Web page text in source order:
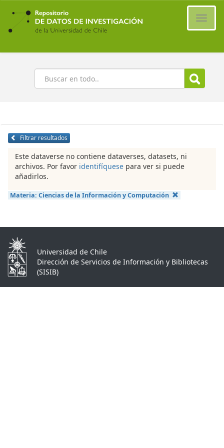
Ir
contenido
principal
Buscar
Filtrar resultados
Este dataverse no contiene dataverses, datasets, ni
archivos. Por favor identifíquese para ver si puede
añadirlos.
Materia: Ciencias de la Información y Computación
Universidad de Chile
Dirección de Servicios de Información y Bibliotecas
(SISIB)